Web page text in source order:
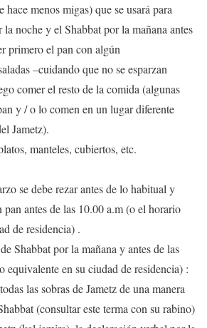
hace menos migas) que se usará para
noche y el Shabbat por la mañana antes
primero el pan con algún
–cuidando que no se esparzan
comer el resto de la comida (algunas
y / o lo comen en un lugar diferente
Jametz).
manteles, cubiertos, etc.
se debe rezar antes de lo habitual y
antes de las 10.00 a.m (o el horario
de residencia) .
Shabbat por la mañana y antes de las
equivalente en su ciudad de residencia) :
las sobras de Jametz de una manera
(consultar este terma con su rabino)